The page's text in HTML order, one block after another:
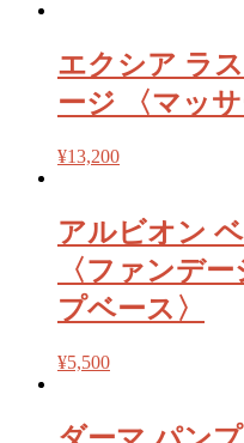
エクシア ラ
ージ 〈マッサ
¥13,200
アルビオン
〈ファンデ
プベース〉
¥5,500